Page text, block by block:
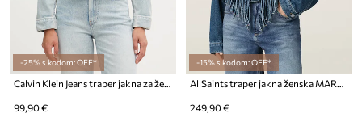
-25% s kodom: OFF*
Calvin Klein Jeans traper jakna za žene s pamukom
99,90 €
-15% s kodom: OFF*
AllSaints traper jakna ženska MARLENE
249,90 €